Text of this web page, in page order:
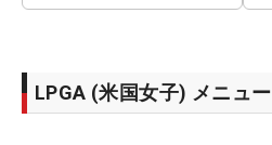
LPGA (米国女子) メニュー